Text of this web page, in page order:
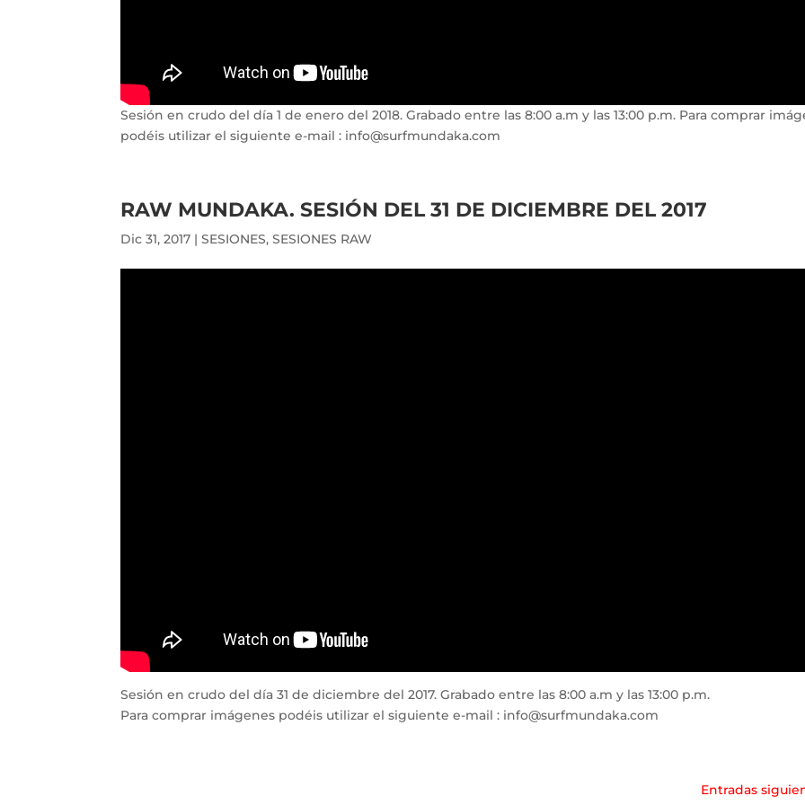
Sesión en crudo del día 1 de enero del 2018. Grabado entre las 8:00 a.m y las 13:00 p.m. Para comprar
podéis utilizar el siguiente e-mail : info@surfmundaka.com
RAW MUNDAKA. SESIÓN DEL 31 DE DICIEMBRE DEL 2017
Dic 31, 2017 |SESIONES,SESIONES RAW
Sesión en crudo del día 31 de diciembre del 2017. Grabado entre las 8:00 a.m y las 13:00 p.m.
Para comprar imágenes podéis utilizar el siguiente e-mail : info@surfmundaka.com
Entradas